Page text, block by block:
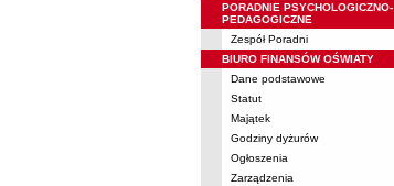
PORADNIE PSYCHOLOGICZNO-
PEDAGOGICZNE
Zespół Poradni
BIURO FINANSÓW OŚWIATY
Dane podstawowe
Statut
Majątek
Godziny dyżurów
Ogłoszenia
Zarządzenia